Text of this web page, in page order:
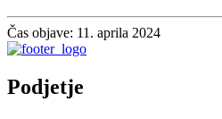
Čas objave: 11. aprila 2024
Podjetje